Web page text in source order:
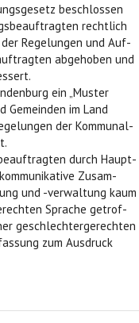
beschlossen
rechtlich
Regelungen und Auf-
abgehoben und
ein „Muster
im Land
der Kommunal-
durch Haupt-
Zusam-
und -verwaltung kaum
Sprache getrof-
geschlechtergerechten
zum Ausdruck